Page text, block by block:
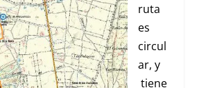
ruta
es
circul
ar, y
tiene